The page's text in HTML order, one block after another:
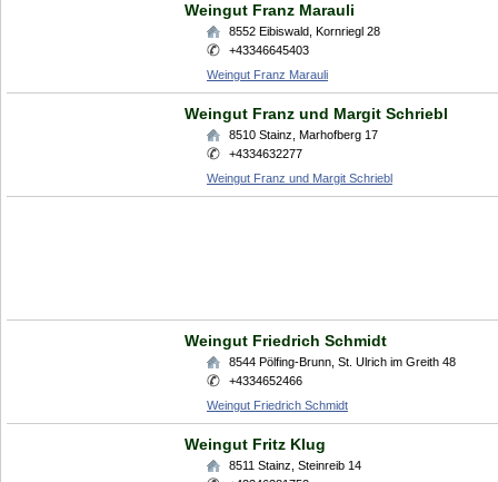
Weingut Franz Marauli
8552 Eibiswald Kornriegl 28
+43346645403
Weingut Franz Marauli
Weingut Franz und Margit Schriebl
8510 Stainz Marhofberg 17
+4334632277
Weingut Franz und Margit Schriebl
Weingut Friedrich Schmidt
8544 Pölfing-Brunn St. Ulrich im Greith 48
+4334652466
Weingut Friedrich Schmidt
Weingut Fritz Klug
8511 Stainz Steinreib 14